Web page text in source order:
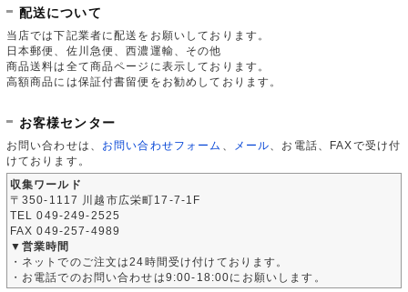
配送について
当店では下記業者に配送をお願いしております。
日本郵便、佐川急便、西濃運輸、その他
商品送料は全て商品ページに表示しております。
高額商品には保証付書留便をお勧めしております。
お客様センター
お問い合わせは、 お問い合わせフォーム メール 、お電話、FAXで受け付
けております。
収集ワールド
〒350-1117 川越市広栄町17-7-1F
TEL 049-249-2525
FAX 049-257-4989
▼営業時間
・ネットでのご注文は24時間受け付けております。
・お電話でのお問い合わせは9:00-18:00にお願いします。